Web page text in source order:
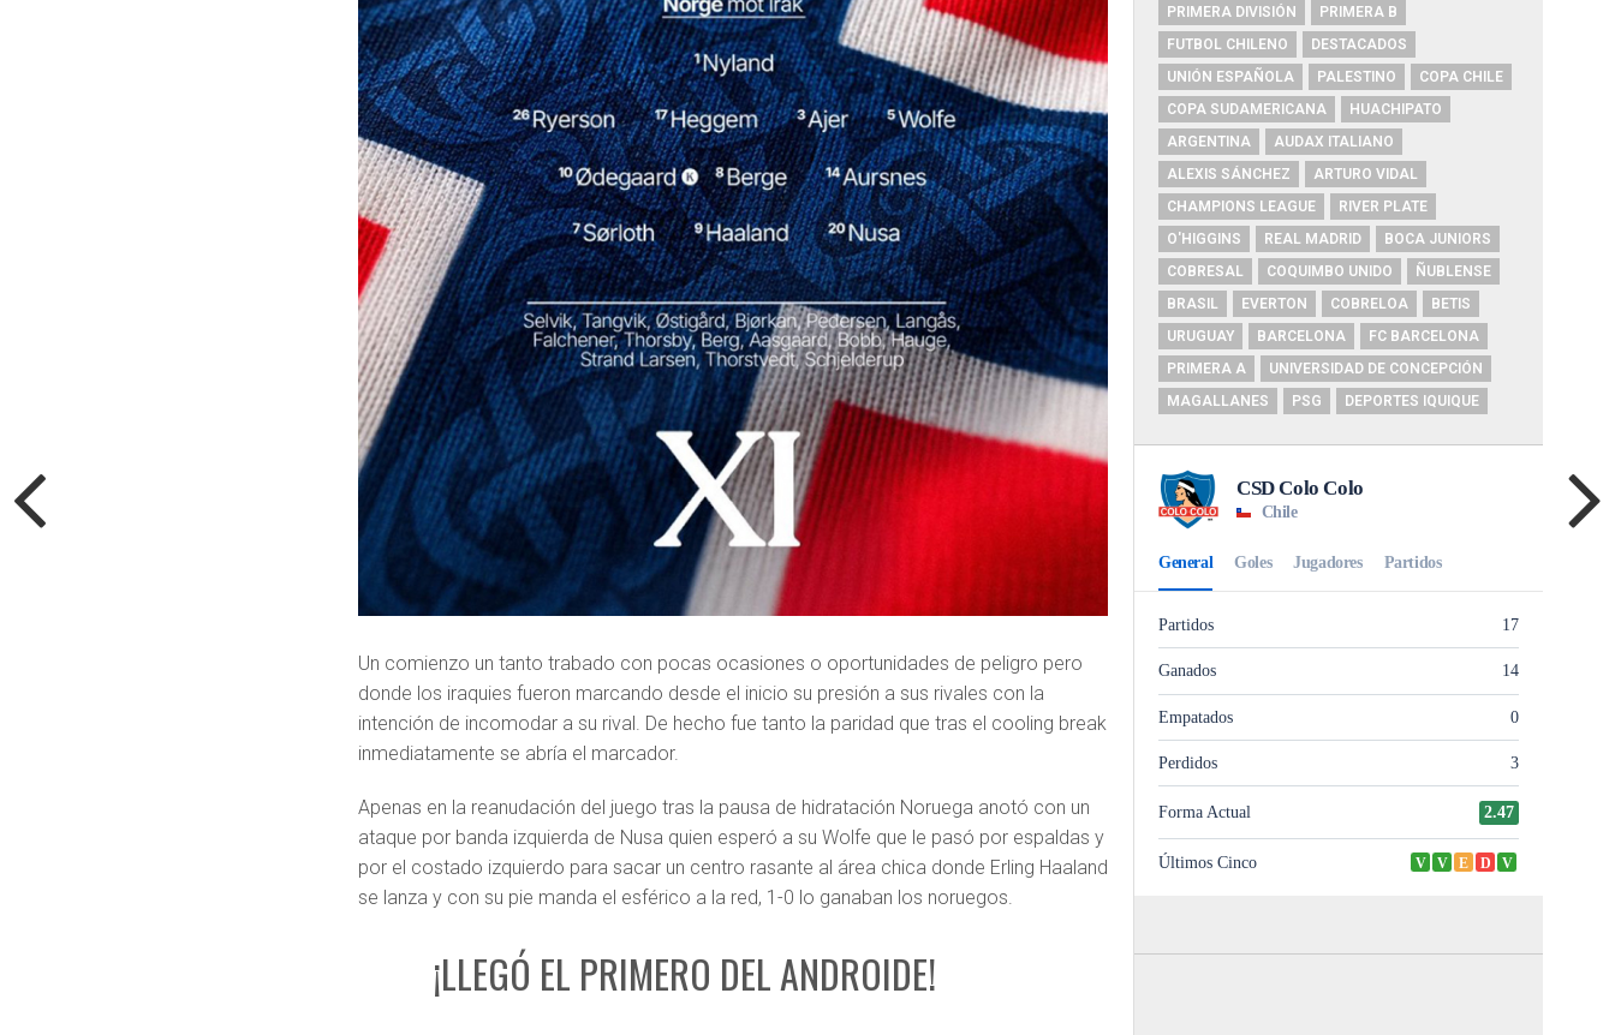
Un comienzo un tanto trabado con pocas ocasiones o oportunidades de peligro pero
donde los iraquies fueron marcando desde el inicio su presión a sus rivales con la
intención de incomodar a su rival. De hecho fue tanto la paridad que tras el cooling break
inmediatamente se abría el marcador.
Apenas en la reanudación del juego tras la pausa de hidratación Noruega anotó con un
ataque por banda izquierda de Nusa quien esperó a su Wolfe que le pasó por espaldas y
por el costado izquierdo para sacar un centro rasante al área chica donde Erling Haaland
se lanza y con su pie manda el esférico a la red, 1-0 lo ganaban los noruegos.
¡LLEGÓ EL PRIMERO DEL ANDROIDE!
PRIMERA DIVISIÓN
PRIMERA B
FUTBOL CHILENO
DESTACADOS
UNIÓN ESPAÑOLA
PALESTINO
COPA CHILE
COPA SUDAMERICANA
HUACHIPATO
ARGENTINA
AUDAX ITALIANO
ALEXIS SÁNCHEZ
ARTURO VIDAL
CHAMPIONS LEAGUE
RIVER PLATE
O'HIGGINS
REAL MADRID
BOCA JUNIORS
COBRESAL
COQUIMBO UNIDO
ÑUBLENSE
BRASIL
EVERTON COBRELOA
BETIS
URUGUAY
BARCELONA
FC BARCELONA
PRIMERA A
UNIVERSIDAD DE CONCEPCIÓN
MAGALLANES
PSG DEPORTES IQUIQUE